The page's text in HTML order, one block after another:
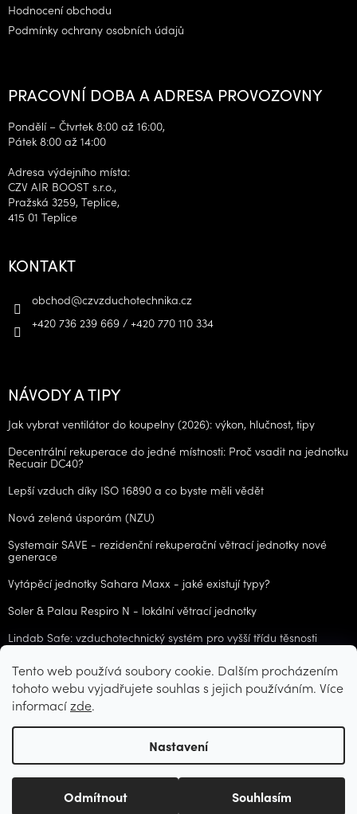
Tento web používá soubory cookie. Dalším procházením
tohoto webu vyjadřujete souhlas s jejich používáním. Více
informacízde.
Nastavení
Odmítnout Souhlasím
Hodnocení obchodu
Podmínky ochrany osobních údajů
PRACOVNÍ DOBA A ADRESA PROVOZOVNY
Pondělí – Čtvrtek 8:00 až 16:00,
Pátek 8:00 až 14:00
Adresa výdejního místa:
CZV AIR BOOST s.r.o.,
Pražská 3259, Teplice,
415 01 Teplice
KONTAKT
obchod@czvzduchotechnika.cz
+420 736 239 669 / +420 770 110 334
NÁVODY A TIPY
Jak vybrat ventilátor do koupelny (2026): výkon, hlučnost, tipy
Decentrální rekuperace do jedné místnosti: Proč vsadit na jednotku
Recuair DC40?
Lepší vzduch díky ISO 16890 a co byste měli vědět
Nová zelená úsporám (NZU)
Systemair SAVE - rezidenční rekuperační větrací jednotky nové
generace
Vytápěcí jednotky Sahara Maxx - jaké existují typy?
Soler & Palau Respiro N - lokální větrací jednotky
Lindab Safe: vzduchotechnický systém pro vyšší třídu těsnosti
ARCHIV
Vytvořil Shoptet
Copyright 2026CZvzt.cz. Všechna práva vyhrazena.Upravit